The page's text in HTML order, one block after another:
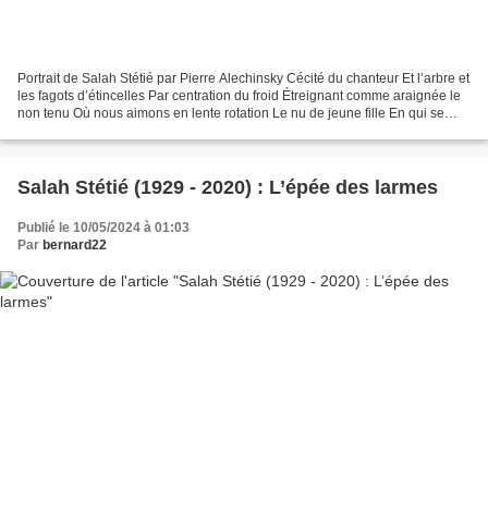
Portrait de Salah Stétié par Pierre Alechinsky Cécité du chanteur Et l’arbre et
les fagots d’étincelles Par centration du froid Étreignant comme araignée le
non tenu Où nous aimons en lente rotation Le nu de jeune fille En qui se
Salah Stétié (1929 - 2020) : L’épée des larmes
Publié le 10/05/2024 à 01:03
Par bernard22